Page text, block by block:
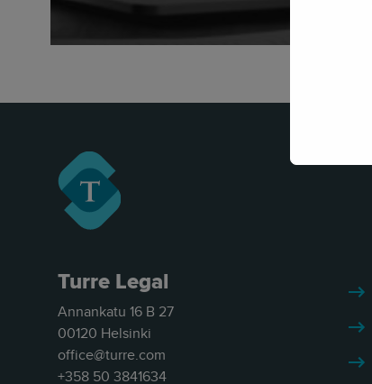
Turre Legal
Annankatu 16 B 27
00120 Helsinki
office@turre.com
+358 50 3841634